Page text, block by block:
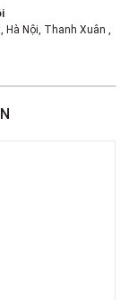
Hà Nội, Thanh Xuân ,
Quận 3, Hồ Chí
Phú, Hồ Chí Minh
Phường An Khánh,
Gò Vấp, TPHCM,